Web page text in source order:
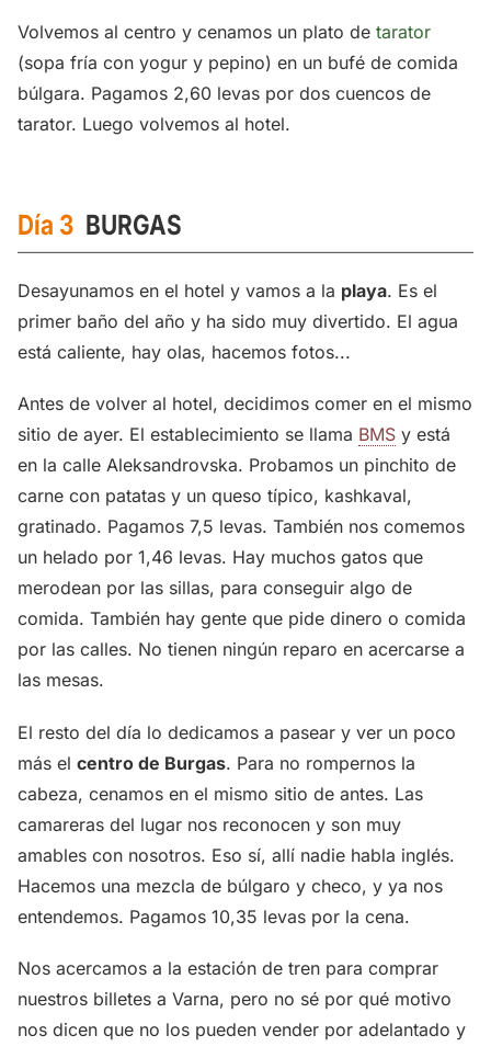
Volvemos al centro y cenamos un plato de tarator
(sopa fría con yogur y pepino) en un bufé de comida
búlgara. Pagamos 2,60 levas por dos cuencos de
tarator. Luego volvemos al hotel.
Día 3 BURGAS
Desayunamos en el hotel y vamos a la playa. Es el
primer baño del año y ha sido muy divertido. El agua
está caliente, hay olas, hacemos fotos...
Antes de volver al hotel, decidimos comer en el mismo
sitio de ayer. El establecimiento se llama BMS y está
en la calle Aleksandrovska. Probamos un pinchito de
carne con patatas y un queso típico, kashkaval,
gratinado. Pagamos 7,5 levas. También nos comemos
un helado por 1,46 levas. Hay muchos gatos que
merodean por las sillas, para conseguir algo de
comida. También hay gente que pide dinero o comida
por las calles. No tienen ningún reparo en acercarse a
las mesas.
El resto del día lo dedicamos a pasear y ver un poco
más el centro de Burgas. Para no rompernos la
cabeza, cenamos en el mismo sitio de antes. Las
camareras del lugar nos reconocen y son muy
amables con nosotros. Eso sí, allí nadie habla inglés.
Hacemos una mezcla de búlgaro y checo, y ya nos
entendemos. Pagamos 10,35 levas por la cena.
Nos acercamos a la estación de tren para comprar
nuestros billetes a Varna, pero no sé por qué motivo
nos dicen que no los pueden vender por adelantado y